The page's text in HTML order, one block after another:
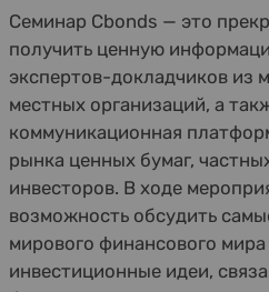
Семинар Cbonds — это
получить ценную
экспертов-докладчиков из
местных организаций, а
коммуникационная
рынка ценных бумаг,
инвесторов. В ходе
возможность обсудить
мирового финансового
инвестиционные идеи,